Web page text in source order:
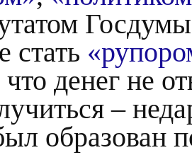
стать
денег не
–
образован